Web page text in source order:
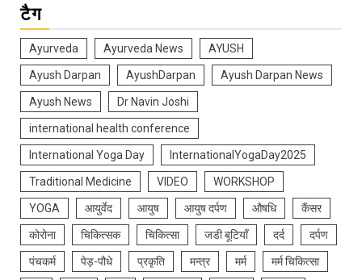
टैग
Ayurveda Ayurveda News AYUSH
Ayush Darpan AyushDarpan Ayush Darpan News
Ayush News Dr Navin Joshi
international health conference
International Yoga Day InternationalYogaDay2025
Traditional Medicine VIDEO WORKSHOP
YOGA आयुर्वेद आयुष आयुष दर्पण औषधि कैंसर
कोरोना चिकित्सक चिकित्सा जडी बूटियाँ दर्द दर्पण
पंचकर्म पेड़-पौधे प्रकृति मन्त्र मर्म मर्म चिकित्सा